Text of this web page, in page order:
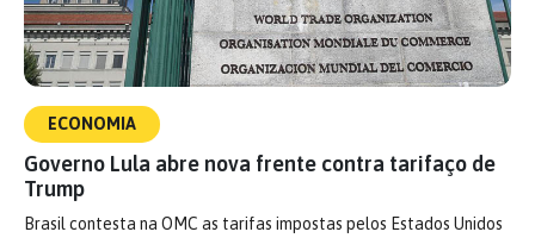
ECONOMIA
Governo Lula abre nova frente contra tarifaço de
Trump
Brasil contesta na OMC as tarifas impostas pelos Estados Unidos